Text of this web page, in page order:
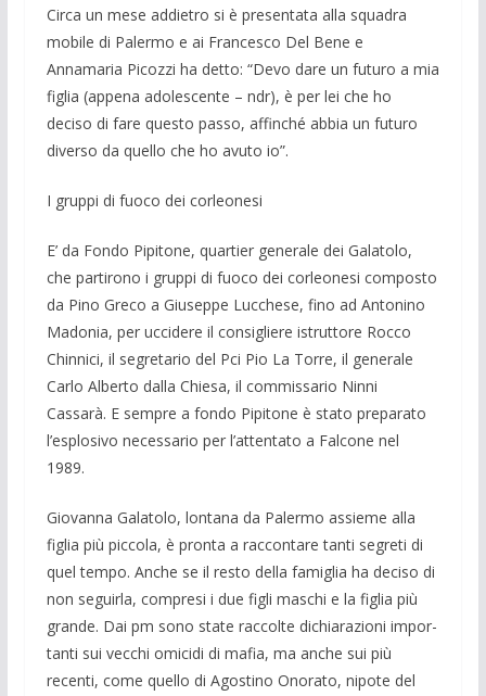
Circa un mese addietro si è presentata alla squadra
mo­bile di Palermo e ai Fran­cesco Del Bene e
Annamaria Picozzi ha detto: “Devo dare un futuro a mia
figlia (appena ado­lescente – ndr), è per lei che ho
deciso di fare questo passo, affinché ab­bia un futu­ro
diverso da quello che ho avuto io”.
I gruppi di fuoco dei corleonesi
E’ da Fondo Pipitone, quartier generale dei Galatolo,
che partirono i gruppi di fuoco dei corleonesi composto
da Pino Greco a Giuseppe Lucchese, fino ad An­tonino
Madonia, per uccidere il consi­gliere istruttore Rocco
Chinnici, il segre­tario del Pci Pio La Torre, il generale
Carlo Alberto dalla Chiesa, il commissa­rio Ninni
Cassarà. E sempre a fondo Pi­pitone è stato preparato
l’esplosivo ne­cessario per l’attentato a Falcone nel
1989.
Giovanna Galatolo, lontana da Paler­mo assieme alla
figlia più piccola, è pronta a raccontare tanti segreti di
quel tempo. Anche se il resto della famiglia ha deciso di
non seguirla, compresi i due fi­gli maschi e la figlia più
grande. Dai pm sono state raccolte dichiarazioni impor­
tanti sui vecchi omicidi di mafia, ma an­che sui più
recenti, come quello di Ago­stino Onorato, nipote del